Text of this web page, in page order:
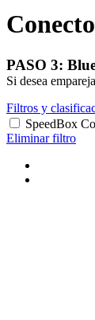
PASO 3:
Si desea
Filtros y
SpeedBox
Eliminar filtro